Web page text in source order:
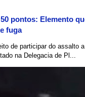
pontos: Elemento
fuga
de participar do assalto
na Delegacia de Pl...